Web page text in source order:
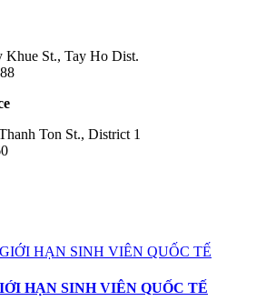
Khue St., Tay Ho Dist.
Ton St., District 1
HẠN SINH VIÊN QUỐC TẾ